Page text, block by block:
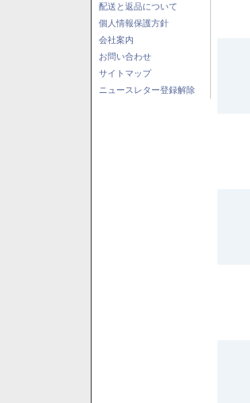
配送と返品について
個人情報保護方針
会社案内
お問い合わせ
サイトマップ
ニュースレター登録解除